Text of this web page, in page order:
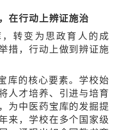
在行动上辨证施治
转变为思政育人的成
措，行动上做到辨证施
库的核心要素。学校始
人才培养、引进与培育
为中医药宝库的发掘提
来，学校在多个国家级